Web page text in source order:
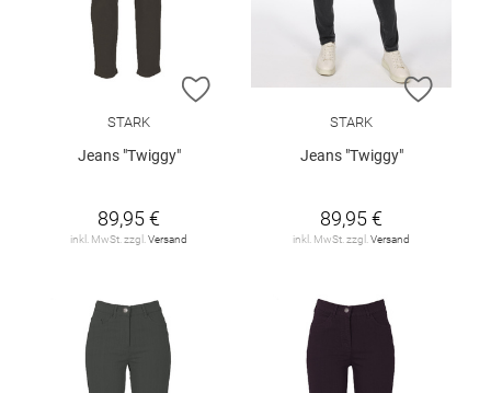
ZUR WUNSCHLISTE HINZUFÜGEN
STARK
Jeans "Twiggy"
89,95 €
inkl. MwSt. zzgl. Versand
ZUR
STARK
Jeans "Twiggy"
89,95 €
inkl. MwSt. zzgl. Versand